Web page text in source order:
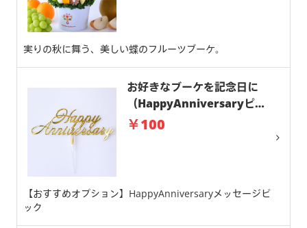
実りの秋に舞う、美しい蝶のフルーツブーケ。
お好きなブーケを記念日に
（HappyAnniversaryピッ
ク）
￥100
【おすすめオプション】HappyAnniversaryメッセージピ
ック